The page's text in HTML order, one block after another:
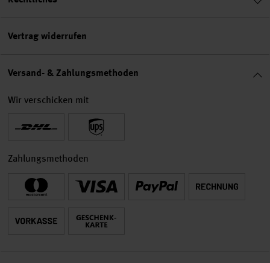
Vertrag widerrufen
Versand- & Zahlungsmethoden
Wir verschicken mit
Zahlungsmethoden